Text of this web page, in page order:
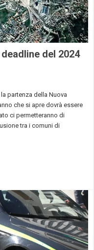
del 2024
partenza della Nuova
che si apre dovrà essere
ci permetteranno di
tra i comuni di